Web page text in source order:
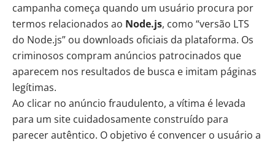
campanha começa quando um usuário procura por
termos relacionados ao Node.js, como “versão LTS
do Node.js” ou downloads oficiais da plataforma. Os
criminosos compram anúncios patrocinados que
aparecem nos resultados de busca e imitam páginas
legítimas.
Ao clicar no anúncio fraudulento, a vítima é levada
para um site cuidadosamente construído para
parecer autêntico. O objetivo é convencer o usuário a